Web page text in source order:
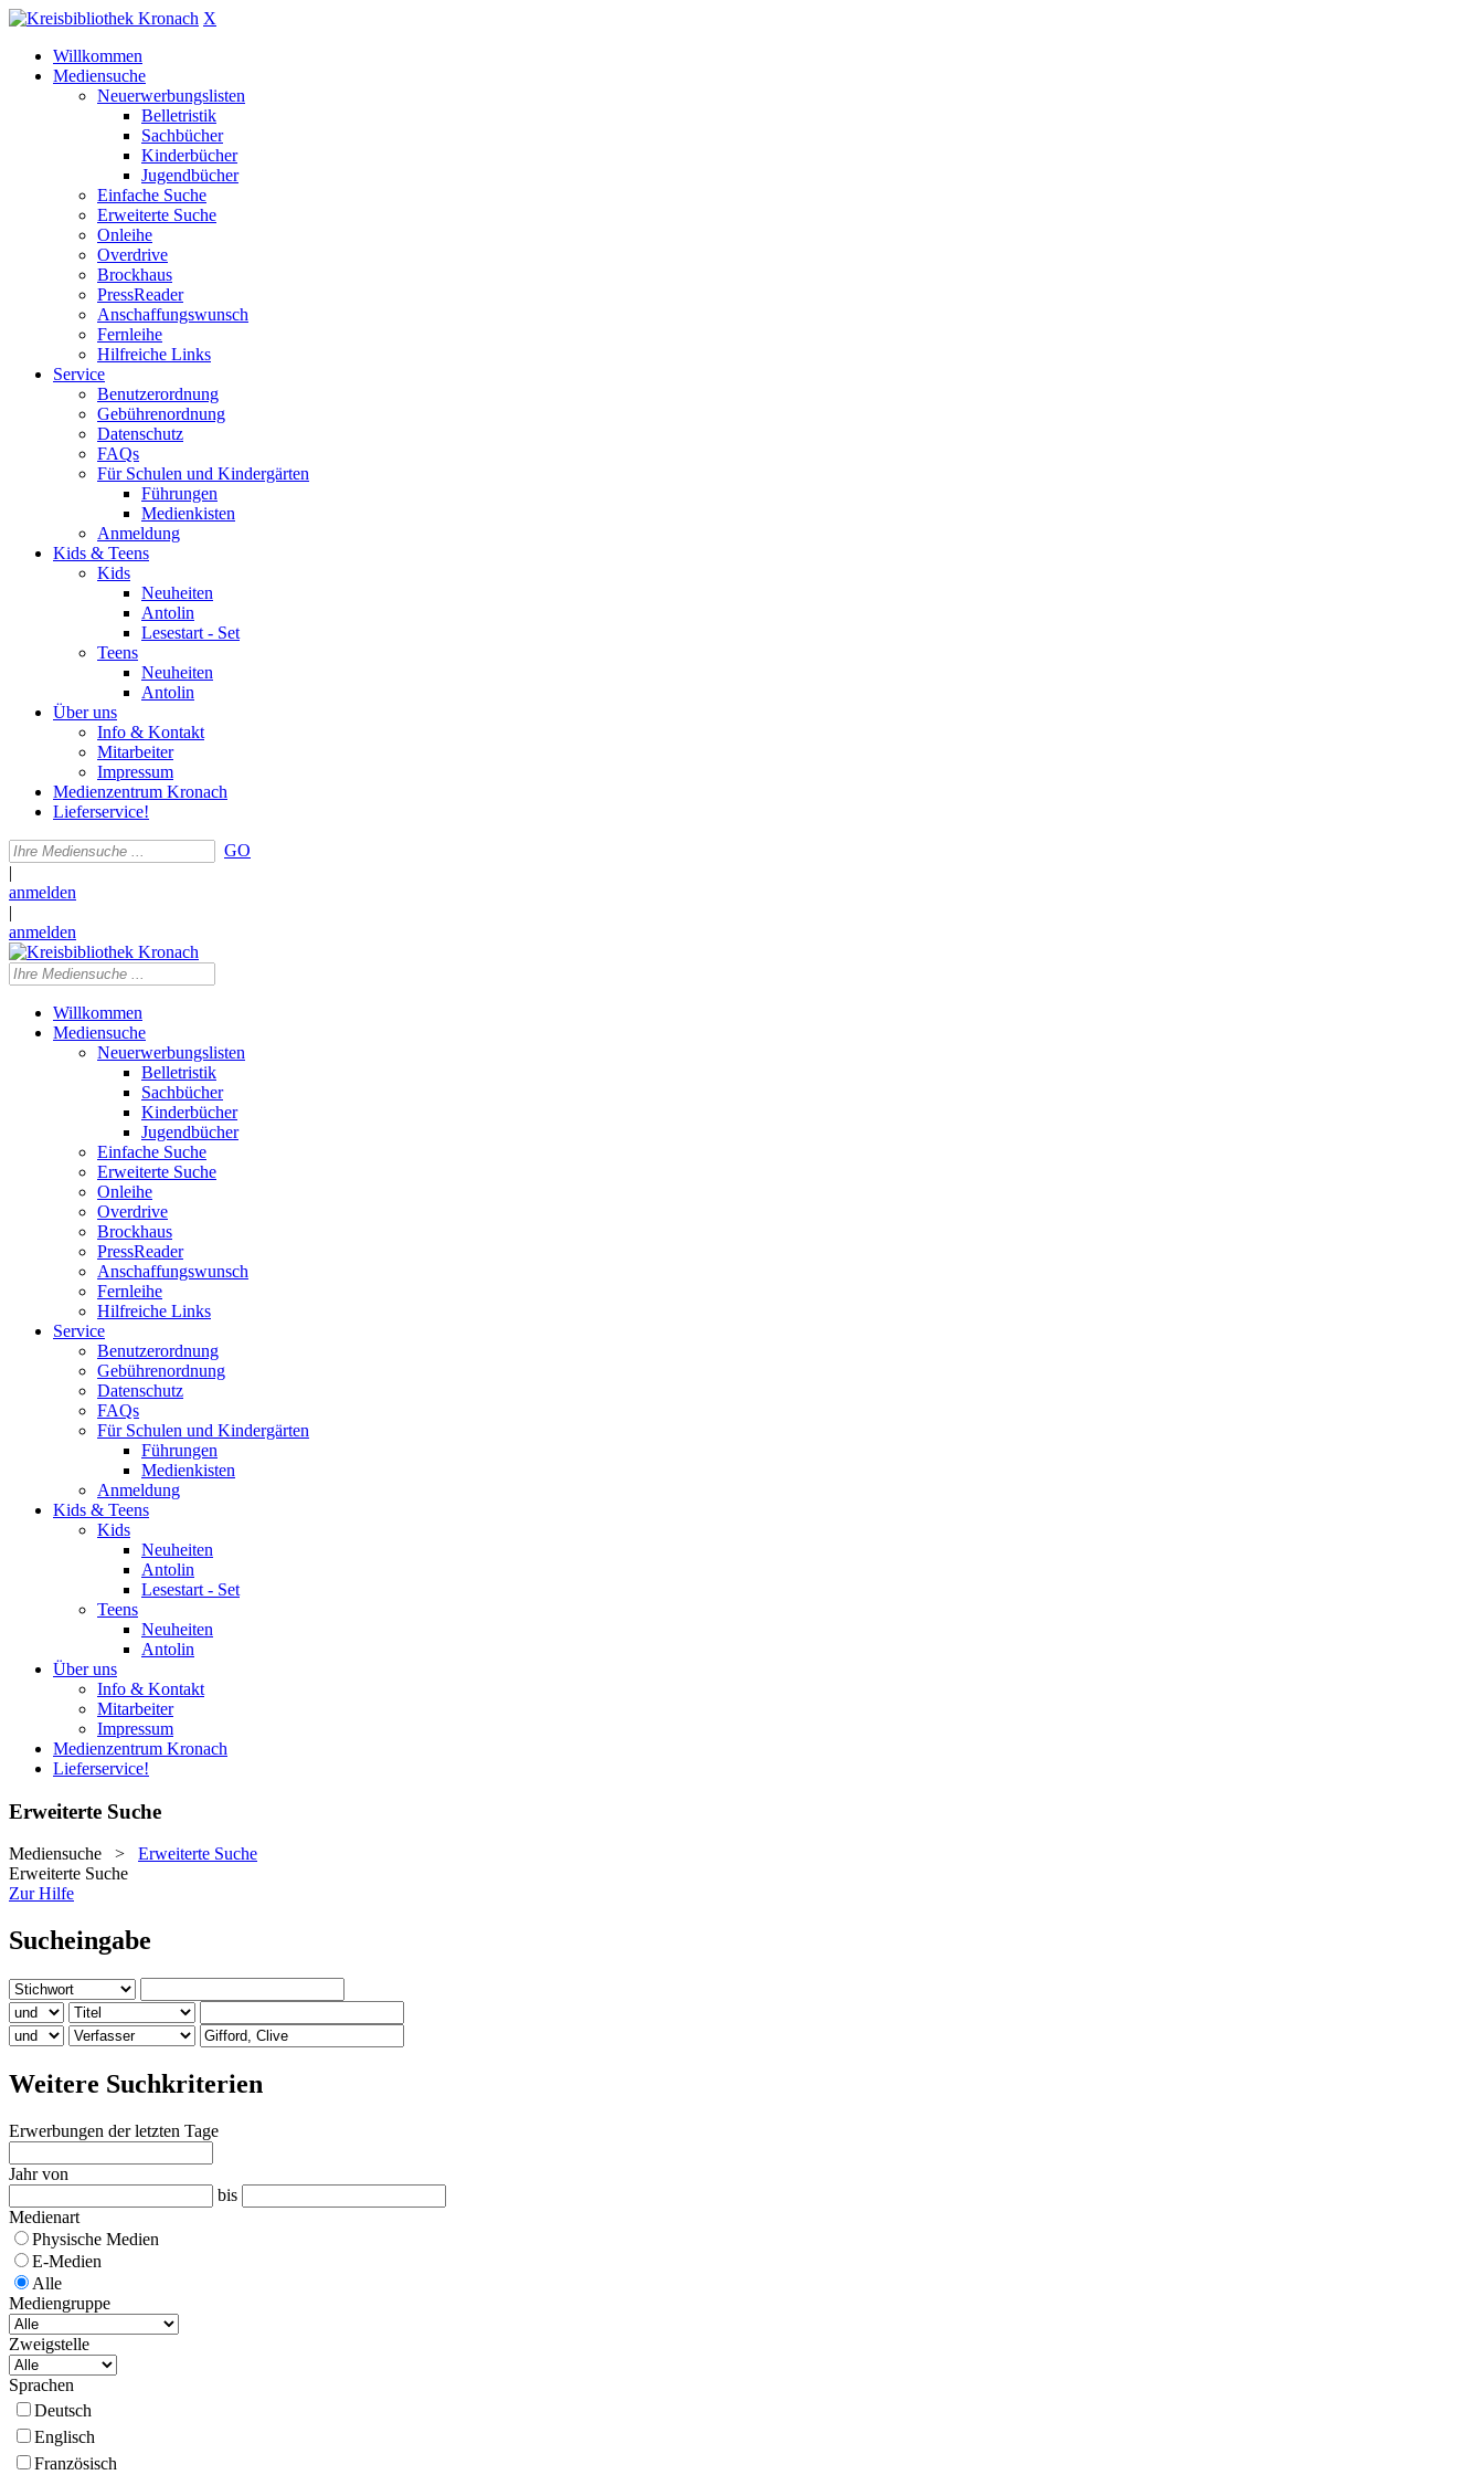
X
Willkommen
Mediensuche
Neuerwerbungslisten
Belletristik
Sachbücher
Kinderbücher
Jugendbücher
Einfache Suche
Erweiterte Suche
Onleihe
Overdrive
Brockhaus
PressReader
Anschaffungswunsch
Fernleihe
Hilfreiche Links
Service
Benutzerordnung
Gebührenordnung
Datenschutz
FAQs
Für Schulen und Kindergärten
Führungen
Medienkisten
Anmeldung
Kids & Teens
Kids
Neuheiten
Antolin
Lesestart - Set
Teens
Neuheiten
Antolin
Über uns
Info & Kontakt
Mitarbeiter
Impressum
Medienzentrum Kronach
Lieferservice!
GO
|
anmelden
|
anmelden
Willkommen
Mediensuche
Neuerwerbungslisten
Belletristik
Sachbücher
Kinderbücher
Jugendbücher
Einfache Suche
Erweiterte Suche
Onleihe
Overdrive
Brockhaus
PressReader
Anschaffungswunsch
Fernleihe
Hilfreiche Links
Service
Benutzerordnung
Gebührenordnung
Datenschutz
FAQs
Für Schulen und Kindergärten
Führungen
Medienkisten
Anmeldung
Kids & Teens
Kids
Neuheiten
Antolin
Lesestart - Set
Teens
Neuheiten
Antolin
Über uns
Info & Kontakt
Mitarbeiter
Impressum
Medienzentrum Kronach
Lieferservice!
Erweiterte Suche
Mediensuche > Erweiterte Suche
Erweiterte Suche
Zur Hilfe
Sucheingabe
Weitere Suchkriterien
Erwerbungen der letzten Tage
Jahr von
bis
Medienart
Physische Medien
E-Medien
Alle
Mediengruppe
Zweigstelle
Sprachen
Deutsch
Englisch
Französisch